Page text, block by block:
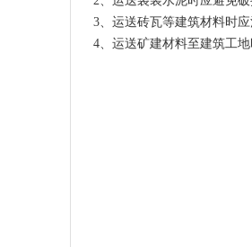
3、运送砖瓦等建筑材料时应
4、运送矿建材料至建筑工